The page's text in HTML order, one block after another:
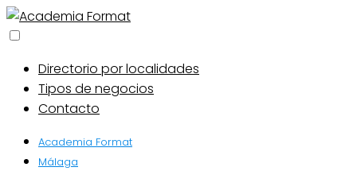
Directorio por localidades
Tipos de negocios
Contacto
Academia Format
Málaga